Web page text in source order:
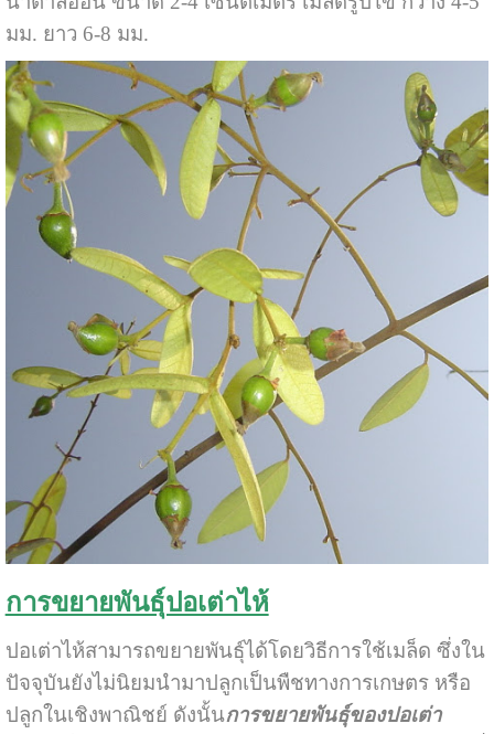
มม. ยาว 6-8 มม.
การขยายพันธุ์ปอเต่าไห้
ปอเต่าไห้สามารถขยายพันธุ์ได้โดยวิธีการใช้เมล็ด ซึ่งใน
ปัจจุบันยังไม่นิยมนำมาปลูกเป็นพืชทางการเกษตร หรือ
ปลูกในเชิงพาณิชย์ ดังนั้นการขยายพันธุ์ของปอเต่า